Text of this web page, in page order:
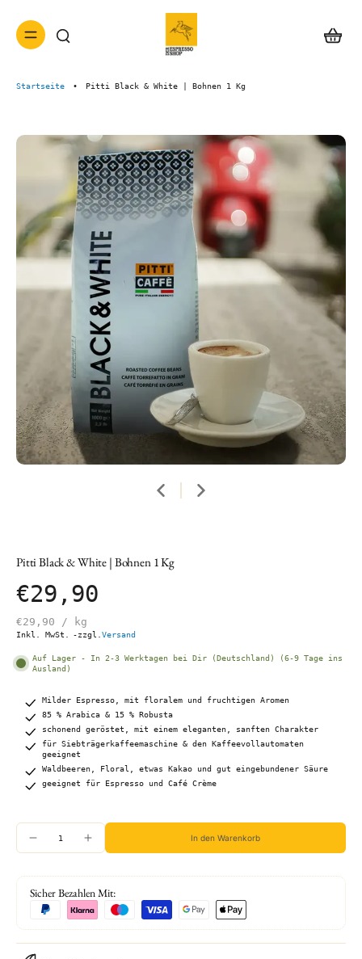
Startseite • Pitti Black & White | Bohnen 1 Kg
Pitti Black & White | Bohnen 1 Kg
€29,90
€29,90 / kg
Inkl. MwSt. -zzgl. Versand
Auf Lager - In 2-3 Werktagen bei Dir (Deutschland) (6-9 Tage ins
Ausland)
Milder Espresso, mit floralem und fruchtigen Aromen
85 % Arabica & 15 % Robusta
schonend geröstet, mit einem eleganten, sanften Charakter
für Siebträgerkaffeemaschine & den Kaffeevollautomaten
geeignet
Waldbeeren, Floral, etwas Kakao und gut eingebundener Säure
geeignet für Espresso und Café Crème
In den Warenkorb
Sicher Bezahlen Mit: